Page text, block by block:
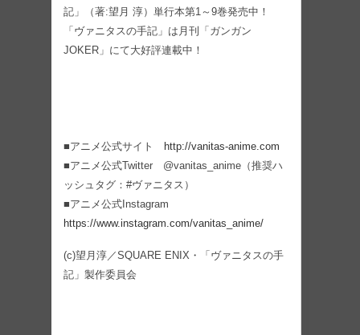
記」（著:望月 淳）単行本第1～9巻発売中！
「ヴァニタスの手記」は月刊「ガンガン
JOKER」にて大好評連載中！
■アニメ公式サイト
http://vanitas-anime.com
■アニメ公式Twitter @vanitas_anime（推奨ハ
ッシュタグ：#ヴァニタス）
■アニメ公式Instagram
https://www.instagram.com/vanitas_anime/
(c)望月淳／SQUARE ENIX・「ヴァニタスの手
記」製作委員会